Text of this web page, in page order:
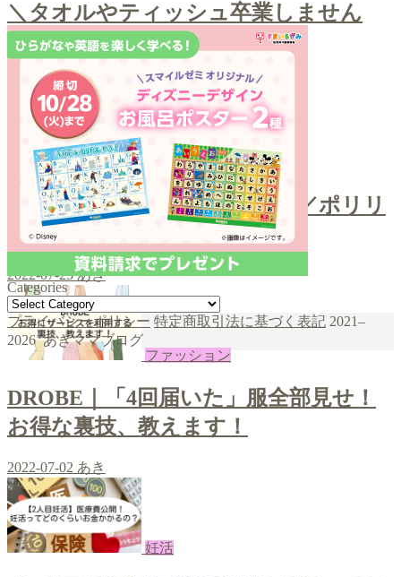
＼タオルやティッシュ卒業しません
か？／クレンジングタオル
2022-09-12 あき
お口ケア
＼スポンジでホワイトニング／ポリリ
ンキューブ
2022-07-25 あき
ファッション
DROBE｜「4回届いた」服全部見せ！
お得な裏技、教えます！
2022-07-02 あき
妊活
Categories
Categories
şans
casino
vidobet
|
vidobet
|
vidobet
güncel
giriş
vidobet
giriş
casinolevant
|
casinolevant
|
casinolevant
|
vidobet
giriş
şans
casino
casinolevant
giriş
casino
şans
şans
casino
giriş
casino
levant
casino
şans
casino
şans
boostaro
|
casinolevant
giriş
şans
casino
giriş
casinolevant
giriş
şanscasino
|
vidobet
|
vidobet
giriş
levant
casino
gorabet
|
galyabet
|
gorabet
|
gorabet
|
gorabet
|
vidobet
giriş
galyabet
|
gorabet
|
gorabet
プライバシーポリシー 特定商取引法に基づく表記 2021–
2026 あきママブログ